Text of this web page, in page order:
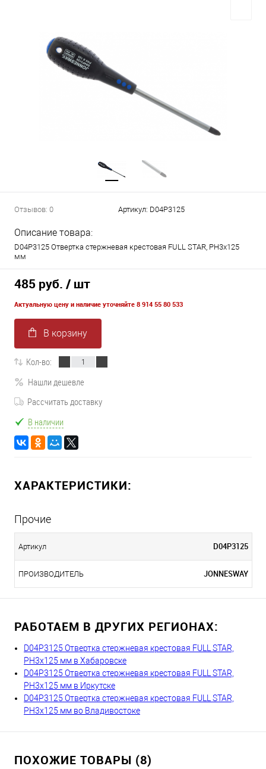
Отзывов: 0 Артикул: D04P3125
Описание товара:
D04P3125 Отвертка стержневая крестовая FULL STAR, PH3х125
мм
485 руб. / шт
Актуальную цену и наличие уточняйте 8 914 55 80 533
В корзину
Кол-во:
Нашли дешевле
Рассчитать доставку
В наличии
ХАРАКТЕРИСТИКИ:
Прочие
Артикул D04P3125
ПРОИЗВОДИТЕЛЬ JONNESWAY
РАБОТАЕМ В ДРУГИХ РЕГИОНАХ:
D04P3125 Отвертка стержневая крестовая FULL STAR,
PH3х125 мм в Хабаровске
D04P3125 Отвертка стержневая крестовая FULL STAR,
PH3х125 мм в Иркутске
D04P3125 Отвертка стержневая крестовая FULL STAR,
PH3х125 мм во Владивостоке
ПОХОЖИЕ ТОВАРЫ (8)